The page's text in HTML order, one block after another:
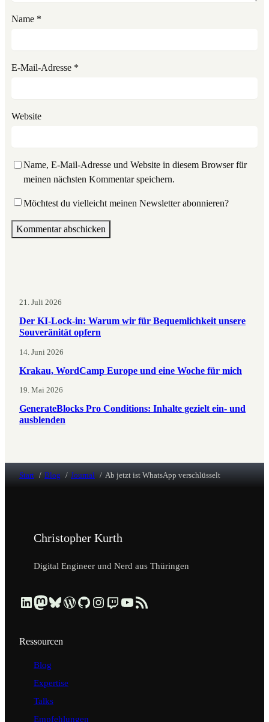
Name *
E-Mail-Adresse *
Website
Name, E-Mail-Adresse und Website in diesem Browser für
meinen nächsten Kommentar speichern.
Möchtest du vielleicht meinen Newsletter abonnieren?
21. Juli 2026
Der KI-Lock-in: Warum wir für Bequemlichkeit unsere
Souveränität opfern
14. Juni 2026
Krakau, WordCamp Europe und eine Woche für mich
19. Mai 2026
GenerateBlocks Pro Conditions: Inhalte gezielt ein- und
ausblenden
Start Blog Journal Ab jetzt ist WhatsApp verschlüsselt
Christopher Kurth
Digital Engineer und Nerd aus Thüringen
Beruflich über LinkedIn vernetzen Dezentral über Mastodon folgen Kurzmeldungen über Bluesky lesen Profil & Contributions auf WordPress.org ansehen Code & Repositories über GitHub erkunden Visuelle Einblicke über Instagram ansehen Streams & Tech-Talks über Twitch schauen Videos & Tutorials über YouTube ansehen Blog-Updates über RSS-Feed abonnieren
Ressourcen
Blog
Expertise
Talks
Empfehlungen